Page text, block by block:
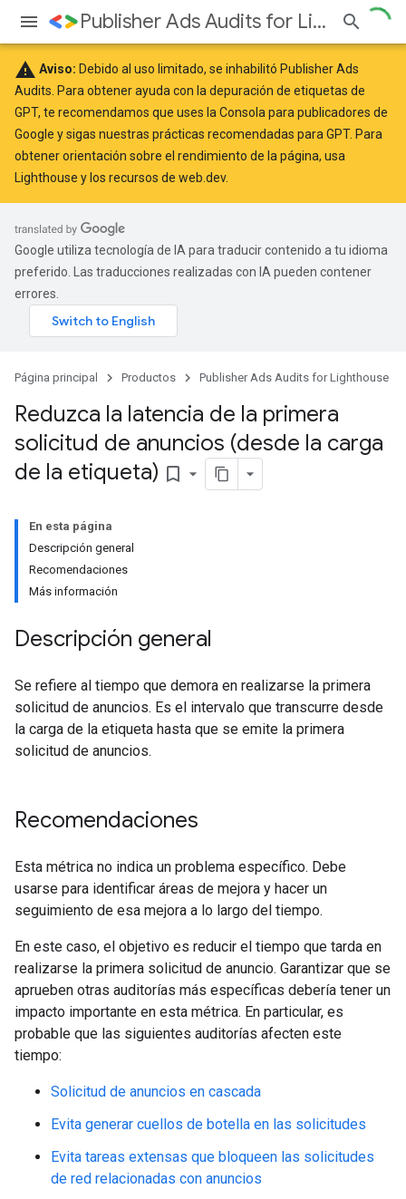
Publisher Ads Audits for Lighthouse
warning Aviso: Debido al uso limitado, se inhabilitó Publisher Ads
Audits. Para obtener ayuda con la depuración de etiquetas de
GPT, te recomendamos que uses la Consola para publicadores de
Google y sigas nuestras prácticas recomendadas para GPT. Para
obtener orientación sobre el rendimiento de la página, usa
Lighthouse y los recursos de web.dev.
Google utiliza tecnología de IA para traducir contenido a tu idioma
preferido. Las traducciones realizadas con IA pueden contener
errores.
Página principal Productos Publisher Ads Audits for Lighthouse
Reduzca la latencia de la primera
solicitud de anuncios (desde la carga
de la etiqueta) bookmark_border
En esta página
Descripción general
Recomendaciones
Más información
Descripción general
Se refiere al tiempo que demora en realizarse la primera
solicitud de anuncios. Es el intervalo que transcurre desde
la carga de la etiqueta hasta que se emite la primera
solicitud de anuncios.
Recomendaciones
Esta métrica no indica un problema específico. Debe
usarse para identificar áreas de mejora y hacer un
seguimiento de esa mejora a lo largo del tiempo.
En este caso, el objetivo es reducir el tiempo que tarda en
realizarse la primera solicitud de anuncio. Garantizar que se
aprueben otras auditorías más específicas debería tener un
impacto importante en esta métrica. En particular, es
probable que las siguientes auditorías afecten este
tiempo:
Solicitud de anuncios en cascada
Evita generar cuellos de botella en las solicitudes
Evita tareas extensas que bloqueen las solicitudes
de red relacionadas con anuncios